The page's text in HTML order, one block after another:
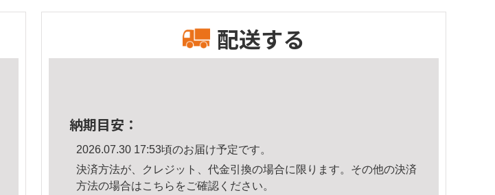
配送する
納期目安：
2026.07.30 17:53頃のお届け予定です。
決済方法が、クレジット、代金引換の場合に限ります。その他の決済
方法の場合はこちら をご確認ください。